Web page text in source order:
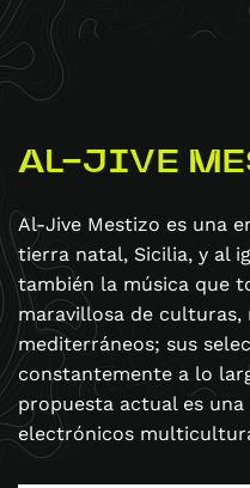
AL-JIVE
Al-Jive Mestizo es una
tierra natal, Sicilia, y al
también la música que
maravillosa de
mediterráneos; sus
constantemente a lo
propuesta actual es
electrónicos